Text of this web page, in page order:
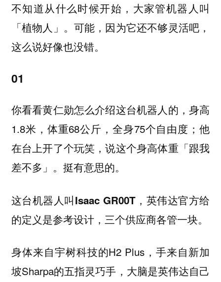
不知道从什么时候开始，大家管机器人叫
「植物人」。可能，因为它还不够灵活吧，
这么说好像也没错。
01
你看看黄仁勋怎么介绍这台机器人的，身高
1.8米，体重68公斤，全身75个自由度；他
在台上开了个玩笑，说这个身高体重「跟我
差不多」。挺有意思的。
这台机器人叫Isaac GR00T，英伟达官方给
的定义是参考设计，三个供应商各管一块。
身体来自宇树科技的H2 Plus，手来自新加
坡Sharpa的五指灵巧手，大脑是英伟达自己